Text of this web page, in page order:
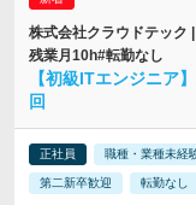
株式会社クラウドテック
残業月10h#転勤なし
【初級ITエンジニア
回
正社員 職種・業種未経
第二新卒歓迎 転勤なし